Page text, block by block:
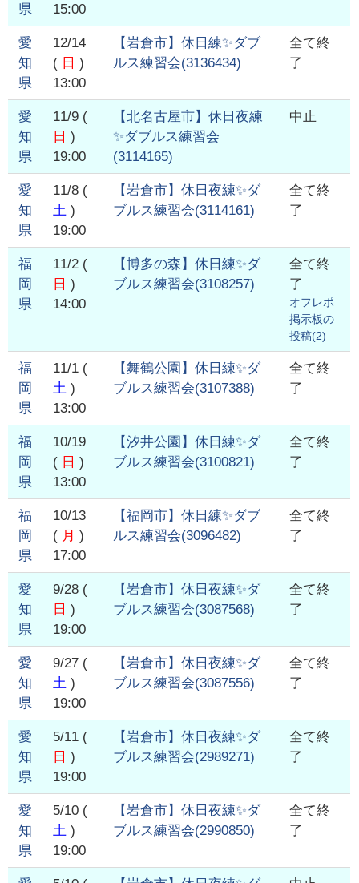
県
15:00
愛
知
県
12/14
( 日 )
13:00
【岩倉市】休日練✨ダブ
ルス練習会(3136434)
全て終
了
愛
知
県
11/9(
日 )
19:00
【北名古屋市】休日夜練
✨ダブルス練習会
(3114165)
中止
愛
知
県
11/8(
土 )
19:00
【岩倉市】休日夜練✨ダ
ブルス練習会(3114161)
全て終
了
福
岡
県
11/2(
日 )
14:00
【博多の森】休日練✨ダ
ブルス練習会(3108257)
全て終
了
オフレポ
掲示板の
投稿(2)
福
岡
県
11/1(
土 )
13:00
【舞鶴公園】休日練✨ダ
ブルス練習会(3107388)
全て終
了
福
岡
県
10/19
( 日 )
13:00
【汐井公園】休日練✨ダ
ブルス練習会(3100821)
全て終
了
福
岡
県
10/13
( 月 )
17:00
【福岡市】休日練✨ダブ
ルス練習会(3096482)
全て終
了
愛
知
県
9/28(
日 )
19:00
【岩倉市】休日夜練✨ダ
ブルス練習会(3087568)
全て終
了
愛
知
県
9/27(
土 )
19:00
【岩倉市】休日夜練✨ダ
ブルス練習会(3087556)
全て終
了
愛
知
県
5/11(
日 )
19:00
【岩倉市】休日夜練✨ダ
ブルス練習会(2989271)
全て終
了
愛
知
県
5/10(
土 )
19:00
【岩倉市】休日夜練✨ダ
ブルス練習会(2990850)
全て終
了